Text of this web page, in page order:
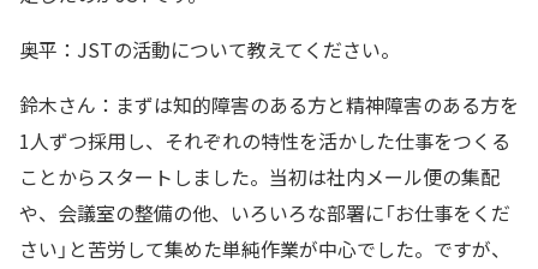
奥平：JSTの活動について教えてください。
鈴木さん：まずは知的障害のある方と精神障害のある方を
1人ずつ採用し、それぞれの特性を活かした仕事をつくる
ことからスタートしました。当初は社内メール便の集配
や、会議室の整備の他、いろいろな部署に「お仕事をくだ
さい」と苦労して集めた単純作業が中心でした。ですが、